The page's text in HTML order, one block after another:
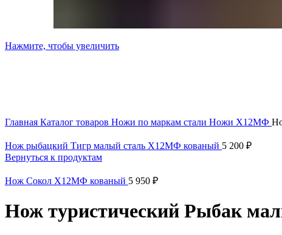
Нажмите, чтобы увеличить
Главная Каталог товаров Ножи по маркам стали Ножи Х12МФ
Нож рыбацкий Тигр малый сталь Х12МФ кованый 5 200 ₽
Вернуться к продуктам
Нож Сокол Х12МФ кованый 5 950 ₽
Нож туристический Рыбак